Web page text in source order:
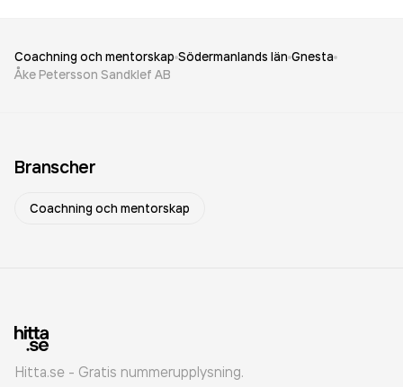
Coachning och mentorskap Södermanlands län Gnesta
Åke Petersson Sandklef AB
Branscher
Coachning och mentorskap
Hitta.se - Gratis nummerupplysning.